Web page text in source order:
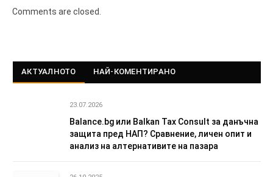
Comments are closed.
АКТУАЛНОТО НАЙ-КОМЕНТИРАНО
23.07.2026
Balance.bg или Balkan Tax Consult за данъчна
защита пред НАП? Сравнение, личен опит и
анализ на алтернативите на пазара